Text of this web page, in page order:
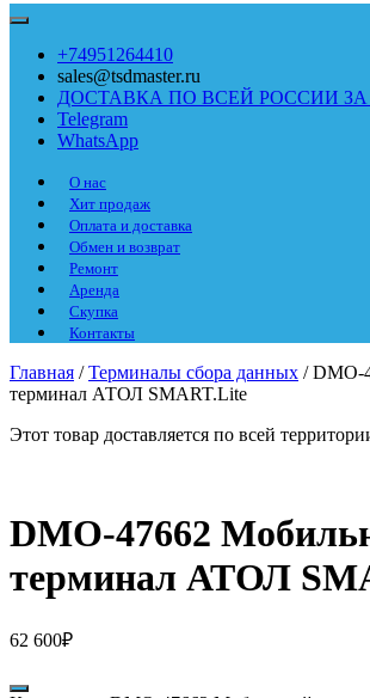
+74951264410
sales@tsdmaster.ru
ДОСТАВКА ПО ВСЕЙ РОССИИ ЗА
Telegram
WhatsApp
О нас
Хит продаж
Оплата и доставка
Обмен и возврат
Ремонт
Аренда
Скупка
Контакты
Главная /Терминалы сбора данных / DMO-
терминал АТОЛ SMART.Lite
Этот товар доставляется по всей
DMO-47662
терминал АТОЛ
62 600₽